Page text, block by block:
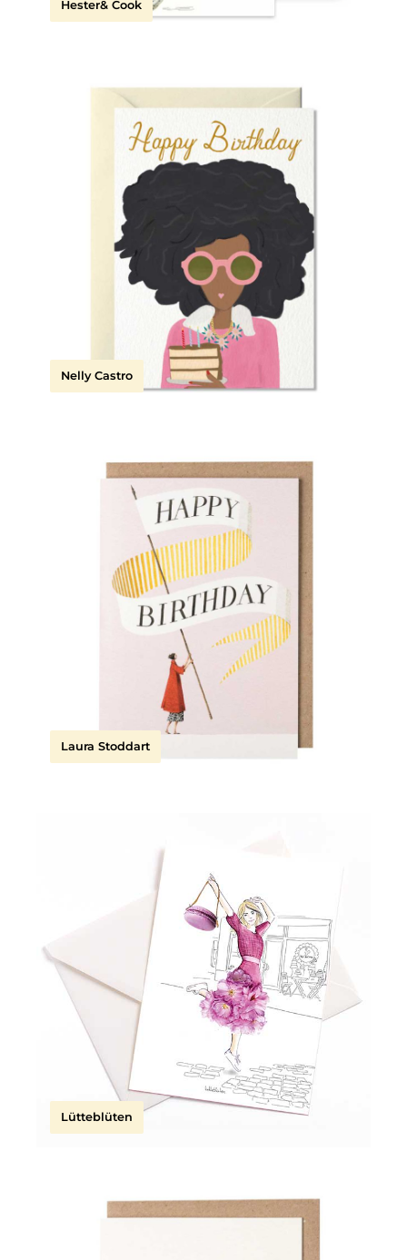
Hester& Cook
Nelly Castro
Laura Stoddart
Lütteblüten